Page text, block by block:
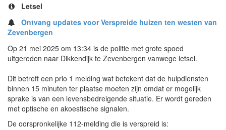
Letsel
Ontvang updates voor Verspreide huizen ten westen van
Zevenbergen
Op 21 mei 2025 om 13:34 is de politie met grote spoed
uitgereden naar Dikkendijk te Zevenbergen vanwege letsel.
Dit betreft een prio 1 melding wat betekent dat de hulpdiensten
binnen 15 minuten ter plaatse moeten zijn omdat er mogelijk
sprake is van een levensbedreigende situatie. Er wordt gereden
met optische en akoestische signalen.
De oorspronkelijke 112-melding die is verspreid is: